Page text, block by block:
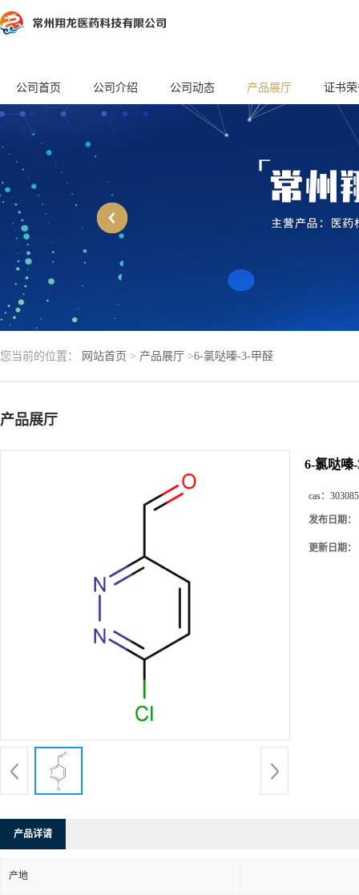
公司首页 公司介绍 公司动态 产品展厅 证书
您当前的位置： 网站首页 > 产品展厅 >6-氯哒嗪-3-甲醛
产品展厅
6-氯哒嗪
cas：
发布日期：
更新日期：
产品详请
产地